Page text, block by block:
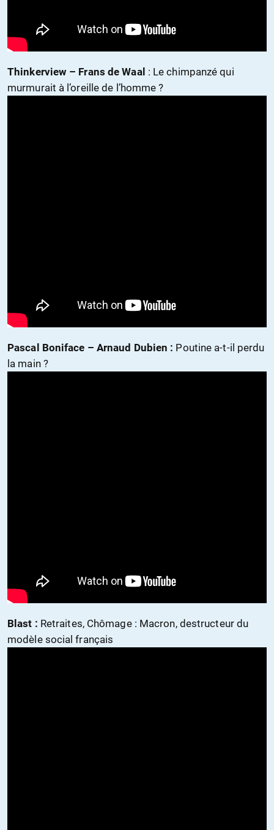
Thinkerview – Frans de Waal : Le chimpanzé qui
murmurait à l’oreille de l’homme ?
Pascal Boniface – Arnaud Dubien : Poutine a-t-il perdu
la main ?
Blast : Retraites, Chômage : Macron, destructeur du
modèle social français